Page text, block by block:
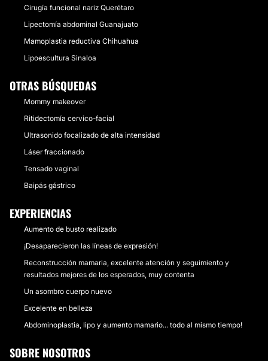
Cirugía funcional nariz Querétaro
Lipectomía abdominal Guanajuato
Mamoplastia reductiva Chihuahua
Lipoescultura Sinaloa
OTRAS BÚSQUEDAS
Mommy makeover
Ritidectomía cervico-facial
Ultrasonido focalizado de alta intensidad
Láser fraccionado
Tensado vaginal
Baipás gástrico
EXPERIENCIAS
Aumento de busto realizado
¡Desaparecieron las líneas de expresión!
Reconstrucción mamaria, excelente atención y seguimiento y
resultados mejores de los esperados, muy contenta
Un asombro cuerpo nuevo
Excelente en belleza
Abdominoplastia, lipo y aumento mamario... todo al mismo tiempo!
SOBRE NOSOTROS